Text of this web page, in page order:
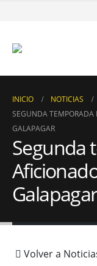
INICIO NOTICIAS
SEGUNDA TEMPORADA
GALAPAGAR
Segunda
Galapagar
Volver a